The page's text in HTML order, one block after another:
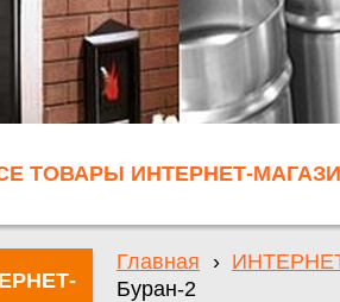
ТОВАРЫ ИНТЕРНЕТ-
Главная ›
Буран-2